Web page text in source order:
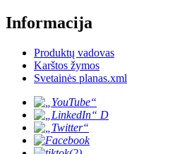
Informacija
Produktų vadovas
Karštos žymos
Svetainės planas.xml